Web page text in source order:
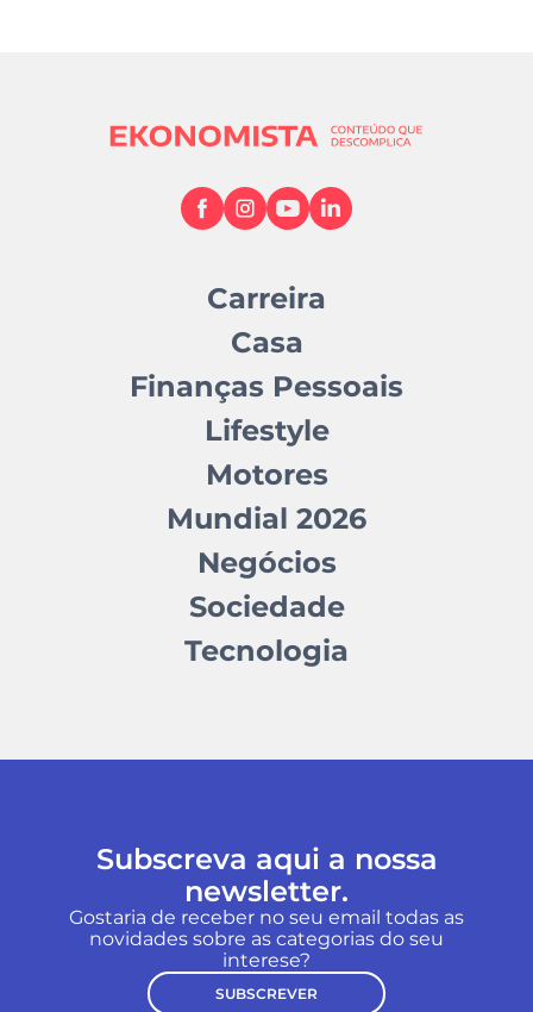
Carreira
Casa
Finanças Pessoais
Lifestyle
Motores
Mundial 2026
Negócios
Sociedade
Tecnologia
Subscreva aqui a nossa
newsletter.
Gostaria de receber no seu email todas as
novidades sobre as categorias do seu
interese?
SUBSCREVER